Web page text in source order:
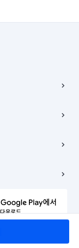
윈트리빌딩) B동 5층
층, 8층 미소
자에게 있습니다.